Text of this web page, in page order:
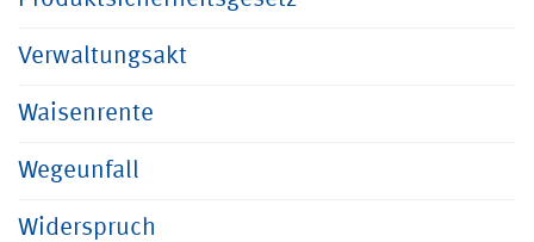
Verwaltungsakt
Waisenrente
Wegeunfall
Widerspruch